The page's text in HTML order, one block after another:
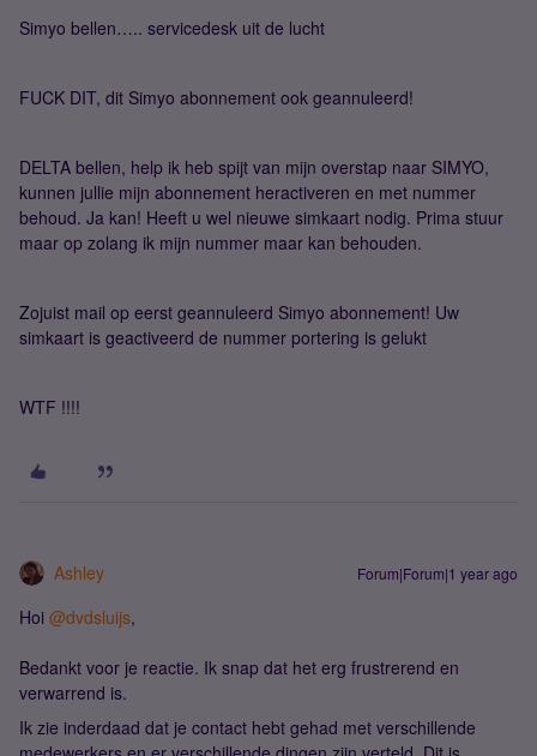
Simyo bellen….. servicedesk uit de lucht
FUCK DIT, dit Simyo abonnement ook geannuleerd!
DELTA bellen, help ik heb spijt van mijn overstap naar SIMYO,
kunnen jullie mijn abonnement heractiveren en met nummer
behoud. Ja kan! Heeft u wel nieuwe simkaart nodig. Prima stuur
maar op zolang ik mijn nummer maar kan behouden.
Zojuist mail op eerst geannuleerd Simyo abonnement! Uw
simkaart is geactiveerd de nummer portering is gelukt
WTF !!!!
Ashley Forum|Forum|1 year ago
Hoi @dvdsluijs,
Bedankt voor je reactie. Ik snap dat het erg frustrerend en
verwarrend is.
Ik zie inderdaad dat je contact hebt gehad met verschillende